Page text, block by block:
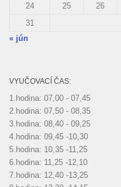
24
25 26
31
« jún
VYUČOVACÍ ČAS:
1.hodina: 07,00 - 07,45
2.hodina: 07,50 - 08,35
3.hodina: 08,40 - 09,25
4.hodina: 09,45 -10,30
5.hodina: 10,35 -11,25
6.hodina: 11,25 -12,10
7.hodina: 12,40 -13,25